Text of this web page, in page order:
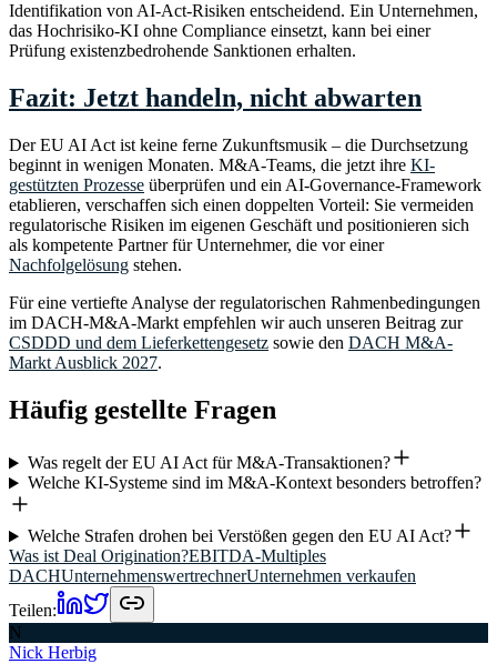
Identifikation von AI-Act-Risiken entscheidend. Ein Unternehmen,
das Hochrisiko-KI ohne Compliance einsetzt, kann bei einer
Prüfung existenzbedrohende Sanktionen erhalten.
Fazit: Jetzt handeln, nicht abwarten
Der EU AI Act ist keine ferne Zukunftsmusik – die Durchsetzung
beginnt in wenigen Monaten. M&A-Teams, die jetzt ihre KI-
gestützten Prozesse überprüfen und ein AI-Governance-Framework
etablieren, verschaffen sich einen doppelten Vorteil: Sie vermeiden
regulatorische Risiken im eigenen Geschäft und positionieren sich
als kompetente Partner für Unternehmer, die vor einer
Nachfolgelösung stehen.
Für eine vertiefte Analyse der regulatorischen Rahmenbedingungen
im DACH-M&A-Markt empfehlen wir auch unseren Beitrag zur
CSDDD und dem Lieferkettengesetz sowie den DACH M&A-
Markt Ausblick 2027.
Häufig gestellte Fragen
Was regelt der EU AI Act für M&A-Transaktionen?
Welche KI-Systeme sind im M&A-Kontext besonders betroffen?
Welche Strafen drohen bei Verstößen gegen den EU AI Act?
Was ist Deal Origination?EBITDA-Multiples
DACHUnternehmenswertrechnerUnternehmen verkaufen
Teilen:
N
Nick Herbig